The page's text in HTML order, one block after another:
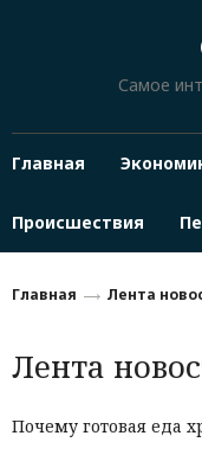
Самое
Главная
Происшествия
Главная Лента
Лента
Почему готовая еда